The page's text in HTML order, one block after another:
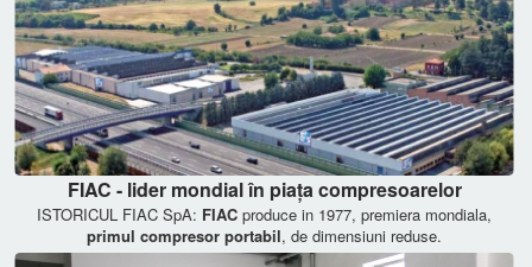
FIAC - lider mondial în piața compresoarelor
ISTORICUL FIAC SpA: FIAC produce in 1977, premiera mondiala,
primul compresor portabil, de dimensiuni reduse.